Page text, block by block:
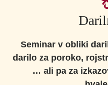
Seminar v obliki
darilo za poroko,
… ali pa za